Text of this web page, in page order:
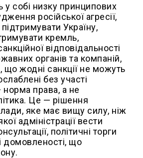
у собі низку принципових
російської агресії,
Україну,
кремль,
відповідальності
органів та компаній,
що жодні санкції не можуть
без участі
права, а не
Це — рішення
яке має вищу силу, ніж
адміністрації вести
політичні торги
домовленості, що